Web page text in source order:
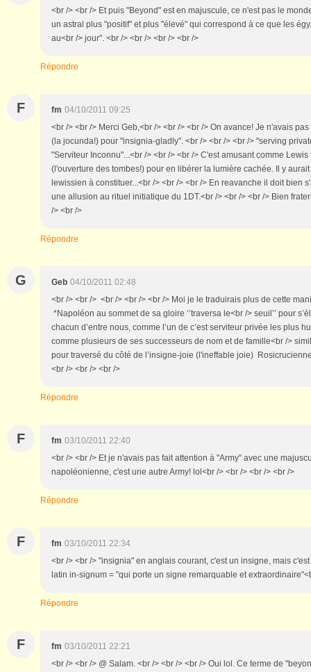
<br /> <br /> Et puis "Beyond" est en majuscule, ce n'est pas le
un astral plus "positif" et plus "élevé" qui correspond à ce que les
au<br /> jour". <br /> <br /> <br /> <br />
Répondre
F fm 04/10/2011 09:25
<br /> <br /> Merci Geb,<br /> <br /> <br /> On avance! Je n'avais
(la jocunda!) pour "insignia-gladly". <br /> <br /> <br /> "serving
"Serviteur Inconnu"...<br /> <br /> <br /> C'est amusant comme
(l'ouverture des tombes!) pour en libérer la lumière cachée. Il y
lewissien à constituer...<br /> <br /> <br /> En reavanche il doit bien
une allusion au rituel initiatique du 1DT.<br /> <br /> <br /> Bien
/> <br />
Répondre
G Geb 04/10/2011 02:48
<br /> <br /> <br /> <br /> <br /> Moi je le traduirais plus de cette
*Napoléon au sommet de sa gloire ‘’traversa le<br /> seuil’’ pour
chacun d’entre nous, comme l’un de c’est serviteur privée les plus
comme plusieurs de ses successeurs de nom et de famille<br />
pour traversé du côté de l’insigne-joie (l'ineffable joie)
<br /> <br /> <br />
Répondre
F fm 03/10/2011 22:40
<br /> <br /> Et je n'avais pas fait attention à "Army" avec une
napoléonienne, c'est une autre Army! lol<br /> <br /> <br /> <br />
Répondre
F fm 03/10/2011 22:34
<br /> <br /> "insignia" en anglais courant, c'est un insigne, mais
latin in-signum = "qui porte un signe remarquable et
Répondre
F fm 03/10/2011 22:21
<br /> <br /> @ Salam. <br /> <br /> <br /> Oui lol. Ce terme de